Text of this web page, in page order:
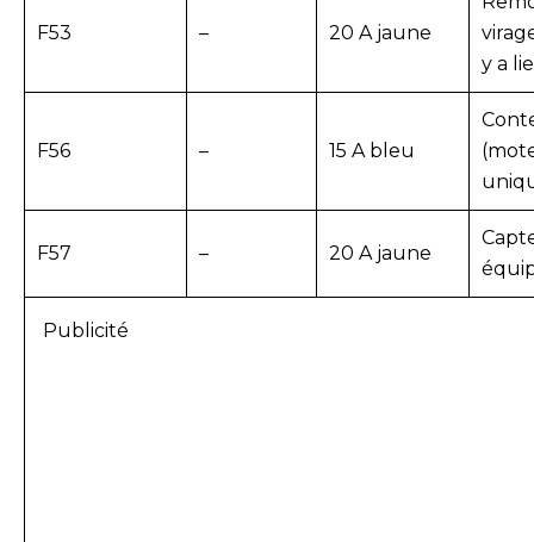
F53 – 20 A jaune
y a
F56 – 15 A bleu
F57 – 20 A jaune
Publicité